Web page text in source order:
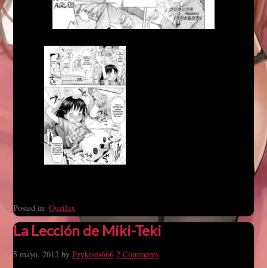
Posted in:Quzilax
La Lección de Miki-Teki
5 mayo, 2012 byPzykosis666 2 Comments